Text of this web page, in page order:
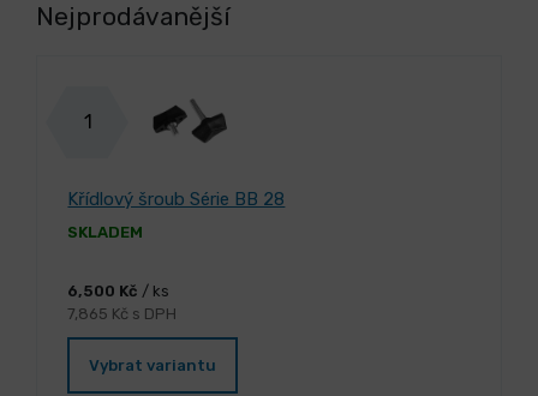
Nejprodávanější
1
Křídlový šroub Série BB 28
SKLADEM
6,500 Kč / ks
7,865 Kč s DPH
Vybrat variantu